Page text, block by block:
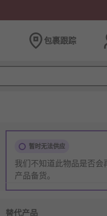
包裹跟踪
暂时无法供应
我们不知道此物品是否会
产品备货。
替代产品